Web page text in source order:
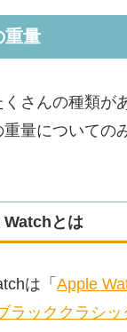
重量
さんの種類が
量についての
とは
は「 Apple
ラッククラシ